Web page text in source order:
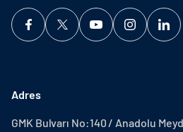
Adres
GMK Bulvarı No:140 / Anadolu